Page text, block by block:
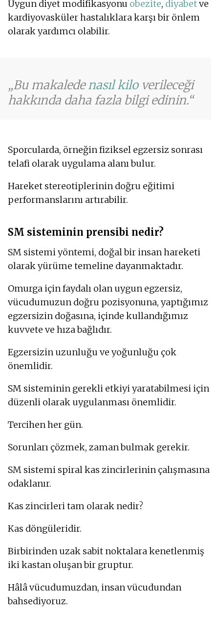
Uygun diyet modifikasyonu obezite, diyabetve
kardiyovasküler hastalıklara karşı bir önlem
olarak yardımcı olabilir.
Bu makaledenasıl kiloverileceği
hakkında daha fazla bilgi edinin.
Sporcularda, örneğin fiziksel egzersiz sonrası
telafi olarak uygulama alanı bulur.
Hareket stereotiplerinin doğru eğitimi
performanslarını artırabilir.
SM sisteminin prensibi nedir?
SM sistemi yöntemi, doğal bir insan hareketi
olarak yürüme temeline dayanmaktadır.
Omurga için faydalı olan uygun egzersiz,
vücudumuzun doğru pozisyonuna, yaptığımız
egzersizin doğasına, içinde kullandığımız
kuvvete ve hıza bağlıdır.
Egzersizin uzunluğu ve yoğunluğu çok
önemlidir.
SM sisteminin gerekli etkiyi yaratabilmesi için
düzenli olarak uygulanması önemlidir.
Tercihen her gün.
Sorunları çözmek, zaman bulmak gerekir.
SM sistemi spiral kas zincirlerinin çalışmasına
odaklanır.
Kas zincirleri tam olarak nedir?
Kas döngüleridir.
Birbirinden uzak sabit noktalara kenetlenmiş
iki kastan oluşan bir gruptur.
Hâlâ vücudumuzdan, insan vücudundan
bahsediyoruz.